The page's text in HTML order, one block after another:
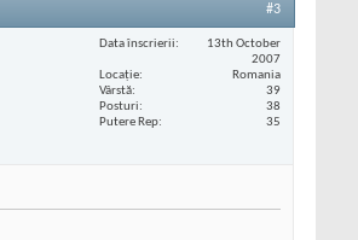
#3
Data înscrierii
13th October
2007
Locaţie
Romania
Vârstă
39
Posturi
38
Putere Rep
35